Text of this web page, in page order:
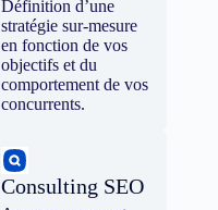
Définition d’une
stratégie sur-mesure
en fonction de vos
objectifs et du
comportement de vos
concurrents.
Consulting SEO